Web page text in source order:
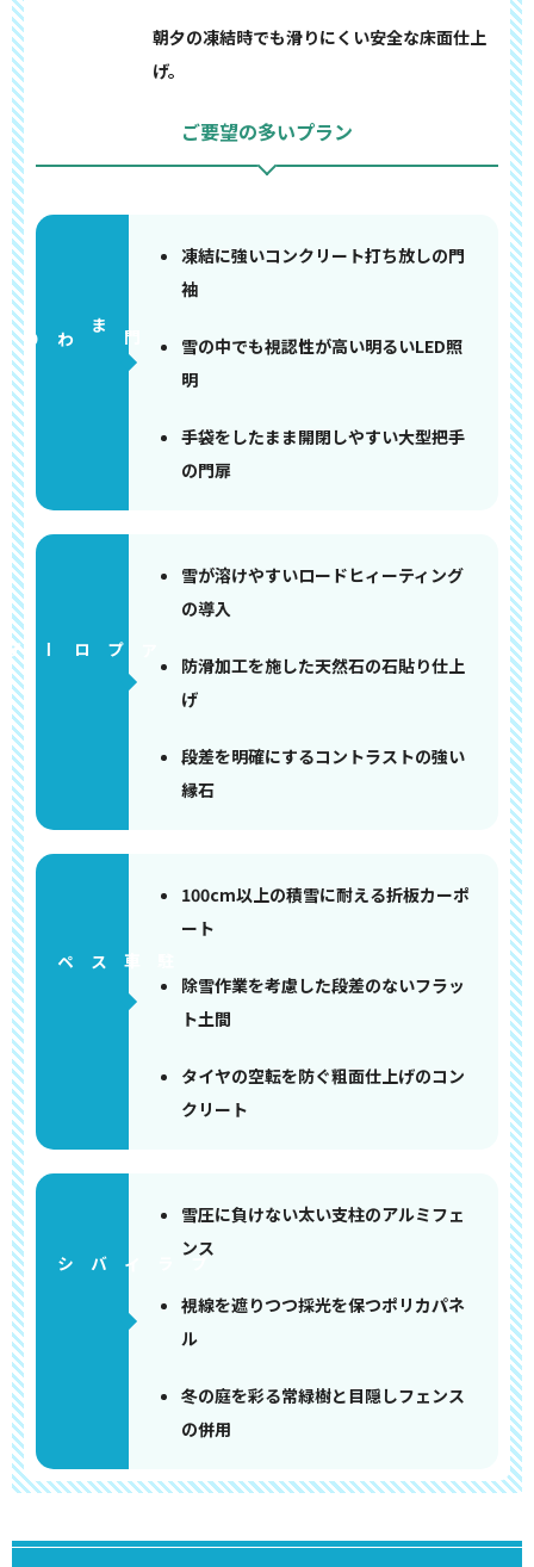
朝夕の凍結時でも滑りにくい安全な床面仕上
げ。
ご要望の多いプラン
門まわり
凍結に強いコンクリート打ち放しの門
袖
雪の中でも視認性が高い明るいLED照
明
手袋をしたまま開閉しやすい大型把手
の門扉
アプローチ
雪が溶けやすいロードヒィーティング
の導入
防滑加工を施した天然石の石貼り仕上
げ
段差を明確にするコントラストの強い
縁石
100cm以上の積雪に耐える折板カーポ
ート
除雪作業を考慮した段差のないフラッ
ト土間
タイヤの空転を防ぐ粗面仕上げのコン
クリート
雪圧に負けない太い支柱のアルミフェ
ンス
視線を遮りつつ採光を保つポリカパネ
ル
冬の庭を彩る常緑樹と目隠しフェンス
の併用